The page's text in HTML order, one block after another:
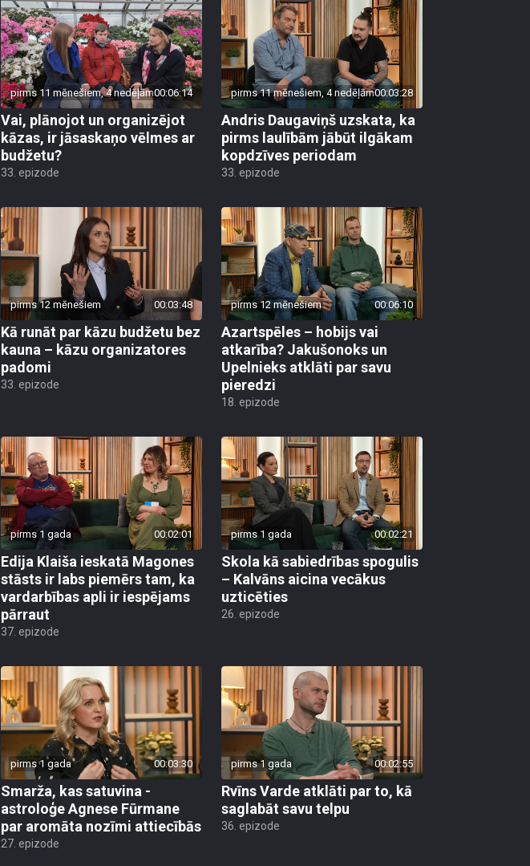
pirms 11 mēnešiem, 4 nedēļām00:06:14
Vai, plānojot un organizējot
kāzas, ir jāsaskaņo vēlmes ar
budžetu?
33. epizode
pirms 11 mēnešiem, 4 nedēļām00:03:28
Andris Daugaviņš uzskata, ka
pirms laulībām jābūt ilgākam
kopdzīves periodam
33. epizode
pirms 12 mēnešiem 00:03:48
Kā runāt par kāzu budžetu bez
kauna – kāzu organizatores
padomi
33. epizode
pirms 12 mēnešiem 00:06:10
Azartspēles – hobijs vai
atkarība? Jakušonoks un
Upelnieks atklāti par savu
pieredzi
18. epizode
pirms 1 gada 00:02:01
Edija Klaiša ieskatā Magones
stāsts ir labs piemērs tam, ka
vardarbības apli ir iespējams
pārraut
37. epizode
pirms 1 gada 00:02:21
Skola kā sabiedrības spogulis
– Kalvāns aicina vecākus
uzticēties
26. epizode
pirms 1 gada 00:03:30
Smarža, kas satuvina -
astroloģe Agnese Fūrmane
par aromāta nozīmi attiecībās
27. epizode
pirms 1 gada 00:02:55
Rvīns Varde atklāti par to, kā
saglabāt savu telpu
36. epizode